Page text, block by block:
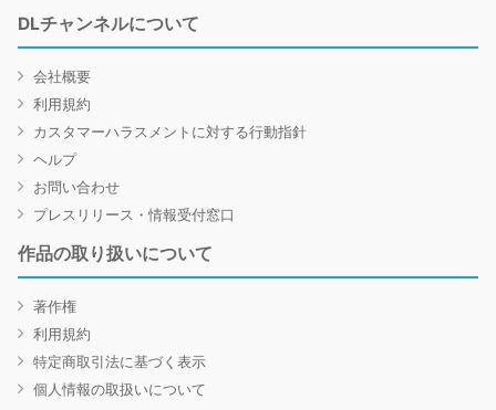
DLチャンネルについて
会社概要
利用規約
カスタマーハラスメントに対する行動指針
ヘルプ
お問い合わせ
プレスリリース・情報受付窓口
作品の取り扱いについて
著作権
利用規約
特定商取引法に基づく表示
個人情報の取扱いについて